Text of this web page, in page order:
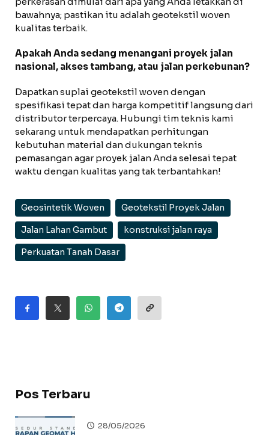
bawahnya; pastikan itu adalah geotekstil woven
kualitas terbaik.
Apakah Anda sedang menangani proyek jalan
nasional, akses tambang, atau jalan perkebunan?
Dapatkan suplai geotekstil woven dengan
spesifikasi tepat dan harga kompetitif langsung dari
distributor terpercaya. Hubungi tim teknis kami
sekarang untuk mendapatkan perhitungan
kebutuhan material dan dukungan teknis
pemasangan agar proyek jalan Anda selesai tepat
waktu dengan kualitas yang tak terbantahkan!
Geosintetik Woven Geotekstil Proyek Jalan
Jalan Lahan Gambut konstruksi jalan raya
Perkuatan Tanah Dasar
Pos Terbaru
28/05/2026